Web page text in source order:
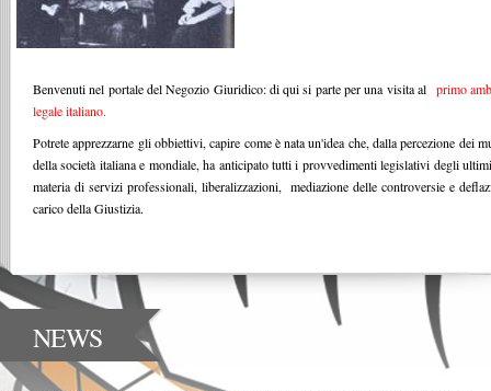
Benvenuti nel portale del Negozio Giuridico: di qui si parte per una visita al primo
legale italiano.
Potrete apprezzarne gli obbiettivi, capire come è nata un'idea che, dalla percezione dei
della società italiana e mondiale, ha anticipato tutti i provvedimenti legislativi degli
materia di servizi professionali, liberalizzazioni, mediazione delle controversie e
carico della Giustizia.
NEWS